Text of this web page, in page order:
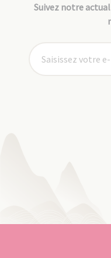
Suivez notre